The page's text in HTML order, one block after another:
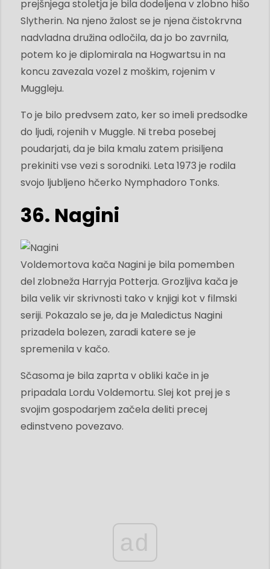
prejšnjega stoletja je bila dodeljena v zlobno hišo
Slytherin. Na njeno žalost se je njena čistokrvna
nadvladna družina odločila, da jo bo zavrnila,
potem ko je diplomirala na Hogwartsu in na
koncu zavezala vozel z moškim, rojenim v
Muggleju.
To je bilo predvsem zato, ker so imeli predsodke
do ljudi, rojenih v Muggle. Ni treba posebej
poudarjati, da je bila kmalu zatem prisiljena
prekiniti vse vezi s sorodniki. Leta 1973 je rodila
svojo ljubljeno hčerko Nymphadoro Tonks.
36. Nagini
Voldemortova kača Nagini je bila pomemben
del zlobneža Harryja Potterja. Grozljiva kača je
bila velik vir skrivnosti tako v knjigi kot v filmski
seriji. Pokazalo se je, da je Maledictus Nagini
prizadela bolezen, zaradi katere se je
spremenila v kačo.
Sčasoma je bila zaprta v obliki kače in je
pripadala Lordu Voldemortu. Slej kot prej je s
svojim gospodarjem začela deliti precej
edinstveno povezavo.
ad